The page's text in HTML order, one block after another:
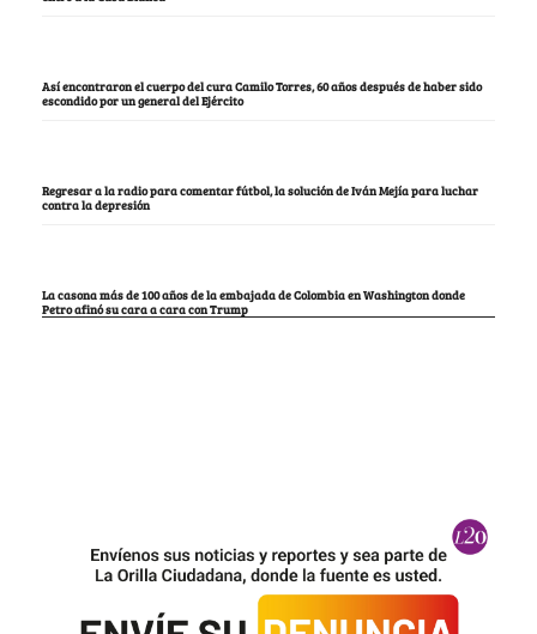
Así encontraron el cuerpo del cura Camilo Torres, 60 años después de haber sido
escondido por un general del Ejército
Regresar a la radio para comentar fútbol, la solución de Iván Mejía para luchar
contra la depresión
La casona más de 100 años de la embajada de Colombia en Washington donde
Petro afinó su cara a cara con Trump